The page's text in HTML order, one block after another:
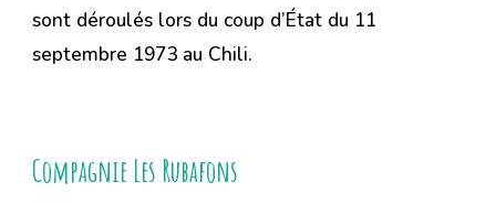
sont déroulés lors du coup d’État du 11
septembre 1973 au Chili.
Compagnie Les Rubafons